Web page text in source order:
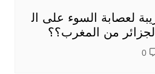
لعصابة السوء على ال
من المغرب؟؟
0